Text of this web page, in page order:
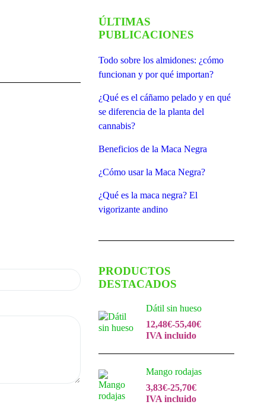
ÚLTIMAS
PUBLICACIONES
Todo sobre los almidones: ¿cómo
funcionan y por qué importan?
¿Qué es el cáñamo pelado y en qué
se diferencia de la planta del
cannabis?
Beneficios de la Maca Negra
¿Cómo usar la Maca Negra?
¿Qué es la maca negra? El
vigorizante andino
PRODUCTOS
DESTACADOS
Dátil sin hueso
12,48€-55,40€
IVA incluido
Mango rodajas
3,83€-25,70€
IVA incluido